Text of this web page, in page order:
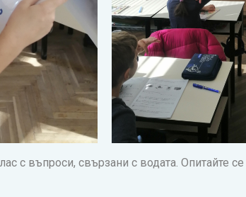
с въпроси, свързани с водата. Опитайте